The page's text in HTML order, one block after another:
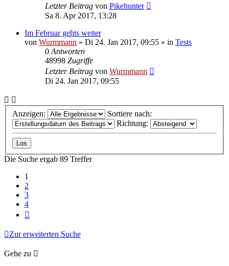
Letzter Beitrag von Pikehunter
Sa 8. Apr 2017, 13:28
Im Februar gehts weiter
von Wurmmann » Di 24. Jan 2017, 09:55 » in Tests
0 Antworten
48998 Zugriffe
Letzter Beitrag von Wurmmann
Di 24. Jan 2017, 09:55
Anzeigen:
Sortiere nach:
Richtung:
Die Suche ergab 89 Treffer
1
2
3
4
Zur erweiterten Suche
Gehe zu